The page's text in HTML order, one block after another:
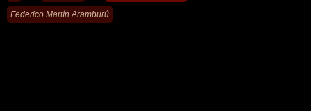
Federico Martín Aramburú